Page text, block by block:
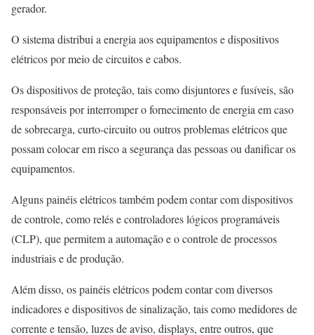
gerador.
O sistema distribui a energia aos equipamentos e dispositivos
elétricos por meio de circuitos e cabos.
Os dispositivos de proteção, tais como disjuntores e fusíveis, são
responsáveis por interromper o fornecimento de energia em caso
de sobrecarga, curto-circuito ou outros problemas elétricos que
possam colocar em risco a segurança das pessoas ou danificar os
equipamentos.
Alguns painéis elétricos também podem contar com dispositivos
de controle, como relés e controladores lógicos programáveis
(CLP), que permitem a automação e o controle de processos
industriais e de produção.
Além disso, os painéis elétricos podem contar com diversos
indicadores e dispositivos de sinalização, tais como medidores de
corrente e tensão, luzes de aviso, displays, entre outros, que